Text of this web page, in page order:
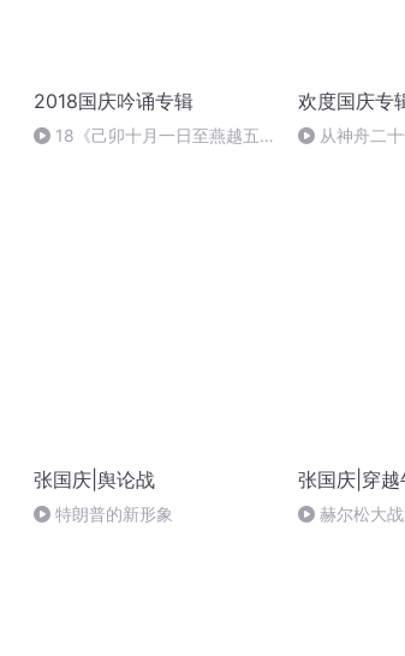
2018国庆吟诵专辑
18《己卯十月一日至燕越五
欢度国庆专
从神舟二
张国庆|舆论战
特朗普的新形象
张国庆|穿越
赫尔松大